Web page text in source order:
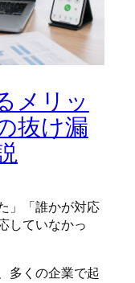
メリッ
抜け漏
」「誰かが対応
していなかっ
多くの企業で起